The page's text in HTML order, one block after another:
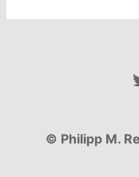
© Philipp M.